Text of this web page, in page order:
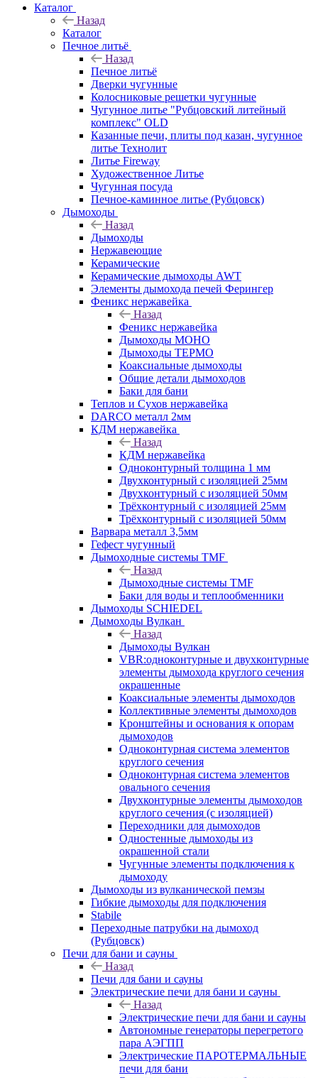
Каталог
Назад
Каталог
Печное литьё
Назад
Печное литьё
Дверки чугунные
Колосниковые решетки чугунные
Чугунное литье "Рубцовский литейный
комплекс" OLD
Казанные печи, плиты под казан, чугунное
литье Технолит
Литье Fireway
Художественное Литье
Чугунная посуда
Печное-каминное литье (Рубцовск)
Дымоходы
Назад
Дымоходы
Нержавеющие
Керамические
Керамические дымоходы AWT
Элементы дымохода печей Ферингер
Феникс нержавейка
Назад
Феникс нержавейка
Дымоходы МОНО
Дымоходы ТЕРМО
Коаксиальные дымоходы
Общие детали дымоходов
Баки для бани
Теплов и Сухов нержавейка
DARCO металл 2мм
КДМ нержавейка
Назад
КДМ нержавейка
Одноконтурный толщина 1 мм
Двухконтурный с изоляцией 25мм
Двухконтурный с изоляцией 50мм
Трёхконтурный с изоляцией 25мм
Трёхконтурный с изоляцией 50мм
Варвара металл 3,5мм
Гефест чугунный
Дымоходные системы TMF
Назад
Дымоходные системы TMF
Баки для воды и теплообменники
Дымоходы SCHIEDEL
Дымоходы Вулкан
Назад
Дымоходы Вулкан
VBR:одноконтурные и двухконтурные
элементы дымохода круглого сечения
окрашенные
Коаксиальные элементы дымоходов
Коллективные элементы дымоходов
Кронштейны и основания к опорам
дымоходов
Одноконтурная система элементов
круглого сечения
Одноконтурная система элементов
овального сечения
Двухконтурные элементы дымоходов
круглого сечения (с изоляцией)
Переходники для дымоходов
Одностенные дымоходы из
окрашенной стали
Чугунные элементы подключения к
дымоходу
Дымоходы из вулканической пемзы
Гибкие дымоходы для подключения
Stabile
Переходные патрубки на дымоход
(Рубцовск)
Печи для бани и сауны
Назад
Печи для бани и сауны
Электрические печи для бани и сауны
Назад
Электрические печи для бани и сауны
Автономные генераторы перегретого
пара АЭГПП
Электрические ПАРОТЕРМАЛЬНЫЕ
печи для бани